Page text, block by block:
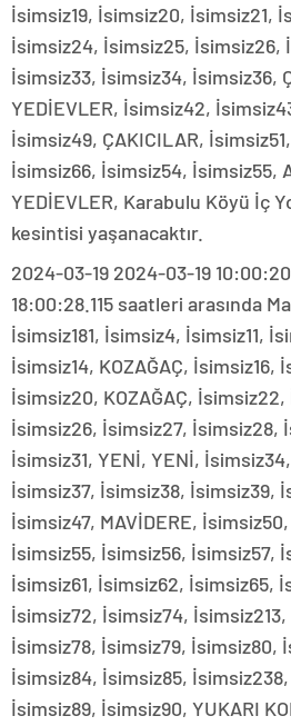
İsimsiz19, İsimsiz20, İsimsiz21,
İsimsiz24, İsimsiz25, İsimsiz26,
İsimsiz33, İsimsiz34, İsimsiz36,
YEDİEVLER, İsimsiz42,
İsimsiz49, ÇAKICILAR,
İsimsiz66, İsimsiz54, İsimsiz55,
YEDİEVLER, Karabulu Köyü İç
kesintisi yaşanacaktır.
2024-03-19 2024-03-19
18:00:28.115 saatleri arasında
İsimsiz181, İsimsiz4, İsimsiz11,
İsimsiz14, KOZAĞAÇ, İsimsiz16,
İsimsiz20, KOZAĞAÇ,
İsimsiz26, İsimsiz27, İsimsiz28,
İsimsiz31, YENİ, YENİ,
İsimsiz37, İsimsiz38, İsimsiz39,
İsimsiz47, MAVİDERE,
İsimsiz55, İsimsiz56, İsimsiz57,
İsimsiz61, İsimsiz62, İsimsiz65,
İsimsiz72, İsimsiz74,
İsimsiz78, İsimsiz79, İsimsiz80,
İsimsiz84, İsimsiz85,
İsimsiz89, İsimsiz90, YUKARI